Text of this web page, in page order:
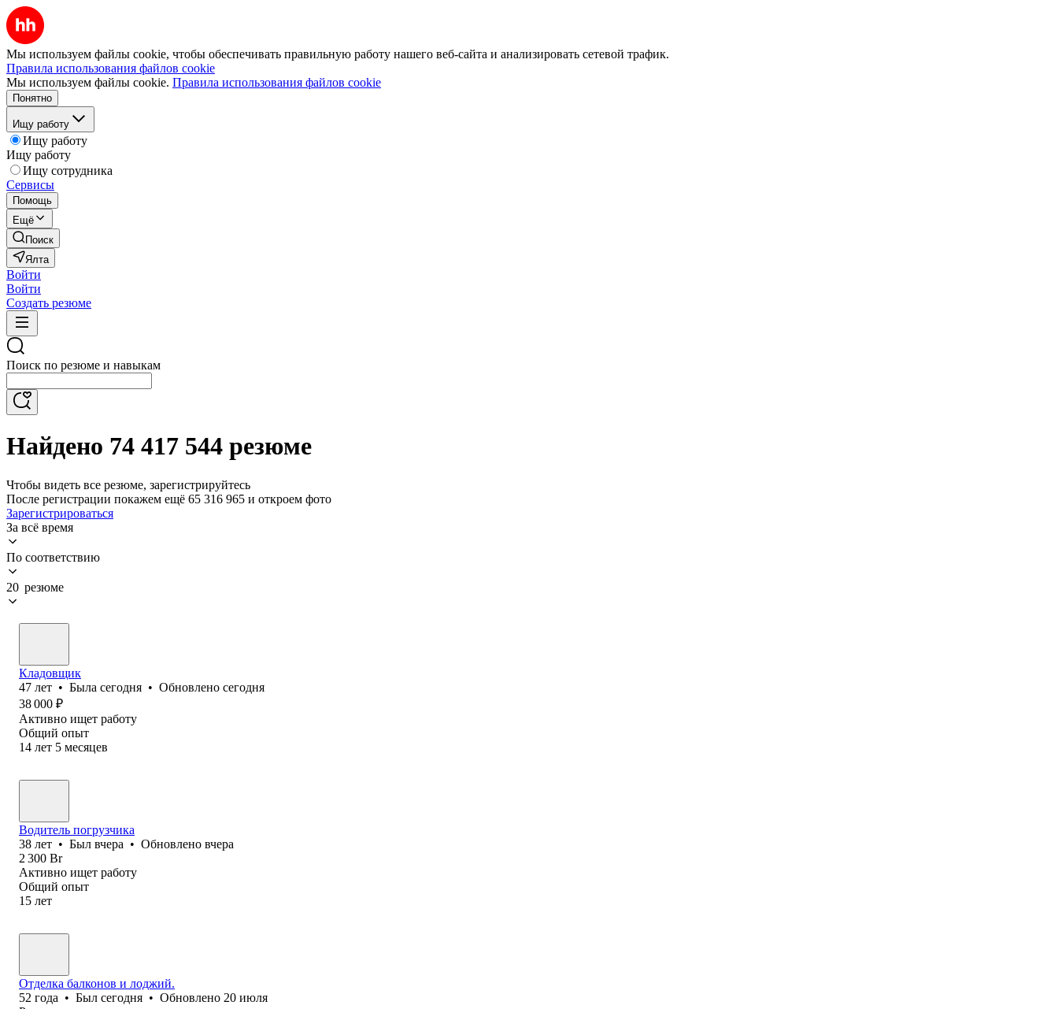
Мы используем файлы cookie, чтобы обеспечивать правильную работу нашего веб-сайта и анализировать сетевой трафик.
Правила использования файлов cookie
Мы используем файлы cookie. Правила использования файлов cookie
Понятно
Ищу работу
Ищу работу
Ищу работу
Ищу сотрудника
Сервисы
Помощь
Ещё
Поиск
Ялта
Войти
Войти
Создать резюме
Поиск по резюме и навыкам
Найдено 74 417 544 резюме
Чтобы видеть все резюме, зарегистрируйтесь
После регистрации покажем ещё 65 316 965 и откроем фото
Зарегистрироваться
За всё время
По соответствию
20 резюме
Кладовщик
47 лет • Была сегодня • Обновлено сегодня
38 000 ₽
Активно ищет работу
Общий опыт
14 лет 5 месяцев
Водитель погрузчика
38 лет • Был вчера • Обновлено вчера
2 300 Br
Активно ищет работу
Общий опыт
15 лет
Отделка балконов и лоджий.
52 года • Был сегодня • Обновлено 20 июля